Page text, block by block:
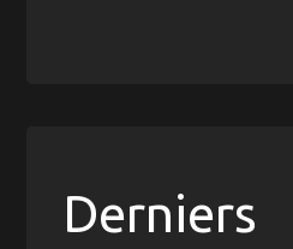
Derniers